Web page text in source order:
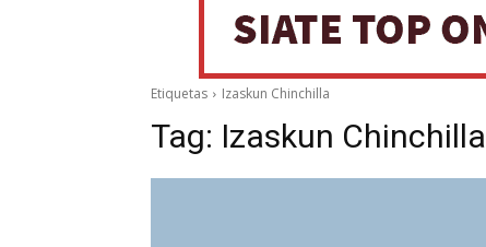
Etiquetas Izaskun Chinchilla
Tag: Izaskun Chinchilla